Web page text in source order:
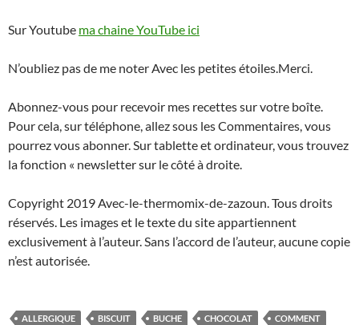
Sur Youtube ma chaine YouTube ici
N’oubliez pas de me noter Avec les petites étoiles.Merci.
Abonnez-vous pour recevoir mes recettes sur votre boîte.
Pour cela, sur téléphone, allez sous les Commentaires, vous
pourrez vous abonner. Sur tablette et ordinateur, vous trouvez
la fonction « newsletter sur le côté à droite.
Copyright 2019 Avec-le-thermomix-de-zazoun. Tous droits
réservés. Les images et le texte du site appartiennent
exclusivement à l’auteur. Sans l’accord de l’auteur, aucune copie
n’est autorisée.
ALLERGIQUE BISCUIT BUCHE CHOCOLAT
COMMENT